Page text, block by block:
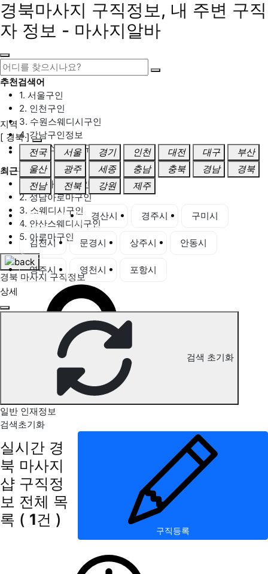
경북마사지 구직정보, 내 주변 구직
자 정보 - 마사지알바
추천검색어
1. 서울구인
2. 인천구인
3. 수원스웨디시구인
4. 강남구인정보
5. 동탄스웨디시구인
최근검색어
1. 일산마사지구인
2. 성남아로마구인
3. 스웨디시구인
4. 안산스웨디시구인
5. 아로마구인
경북 마사지 구직정보
지역
[ 경북 ]
전국
서울 경기 인천 대전 대구
부산
울산
광주 세종 충남 충북 경남
경북
전남
전북 강원 제주
경북 전체 경산시 경주시 구미시
김천시 문경시 상주시 안동시
영주시 영천시
포항시
상세
검색 초기화
일반 인재정보
검색초기화
실시간 경
북 마사지
샵 구직정
보 전체 목
록 ( 1건 )
구직등록